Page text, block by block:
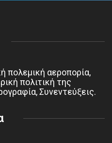
πολεμική αεροπορία,
πολιτική της
Συνεντεύξεις.